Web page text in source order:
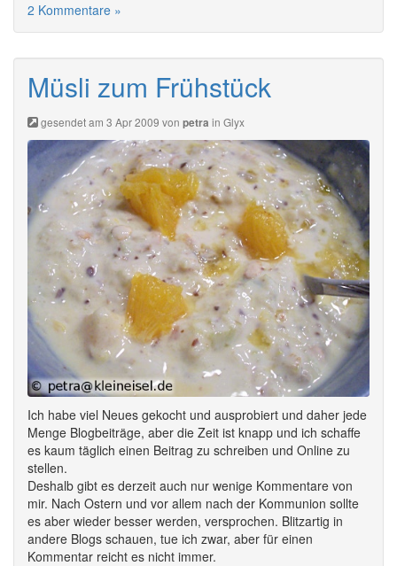
2 Kommentare »
Müsli zum Frühstück
gesendet am 3 Apr 2009 von petra in Glyx
Ich habe viel Neues gekocht und ausprobiert und daher jede
Menge Blogbeiträge, aber die Zeit ist knapp und ich schaffe
es kaum täglich einen Beitrag zu schreiben und Online zu
stellen.
Deshalb gibt es derzeit auch nur wenige Kommentare von
mir. Nach Ostern und vor allem nach der Kommunion sollte
es aber wieder besser werden, versprochen. Blitzartig in
andere Blogs schauen, tue ich zwar, aber für einen
Kommentar reicht es nicht immer.